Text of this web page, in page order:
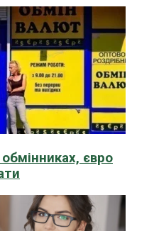
євро